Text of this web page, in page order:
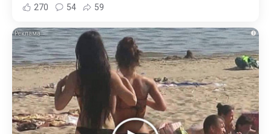
270 54 59
i